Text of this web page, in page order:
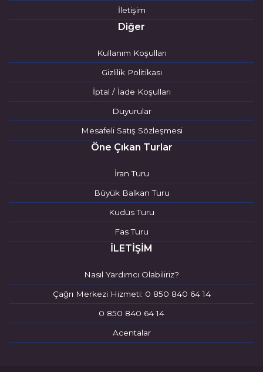
İletişim
Diğer
Kullanım Koşulları
Gizlilik Politikası
İptal / İade Koşulları
Duyurular
Mesafeli Satış Sözleşmesi
Öne Çıkan Turlar
İran Turu
Büyük Balkan Turu
Kudüs Turu
Fas Turu
İLETİŞİM
Nasıl Yardımcı Olabiliriz?
Çağrı Merkezi Hizmeti: 0 850 840 64 14
0 850 840 64 14
Acentalar